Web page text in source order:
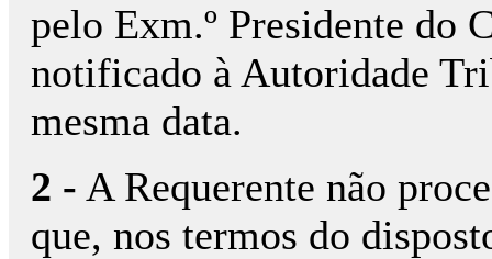
pelo Exm.º Presidente do
notificado à Autoridade
mesma data.
2 - A Requerente não
que, nos termos do